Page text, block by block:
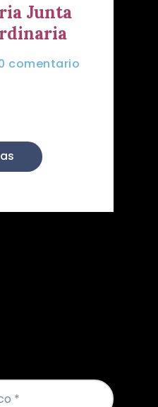
Junta
comentario